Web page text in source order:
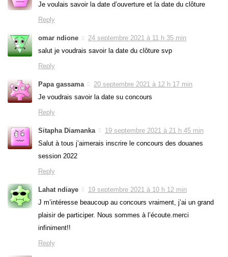
Je voulais savoir la date d’ouverture et la date du clôture
Reply
omar ndione
24 septembre 2021 à 11 h 35 min
salut je voudrais savoir la date du clôture svp
Reply
Papa gassama
20 septembre 2021 à 12 h 17 min
Je voudrais savoir la date su concours
Reply
Sitapha Diamanka
19 septembre 2021 à 21 h 45 min
Salut à tous j’aimerais inscrire le concours des douanes
session 2022
Reply
Lahat ndiaye
19 septembre 2021 à 10 h 12 min
J m’intéresse beaucoup au concours vraiment, j’ai un grand
plaisir de participer. Nous sommes à l’écoute.merci
infiniment!!
Reply